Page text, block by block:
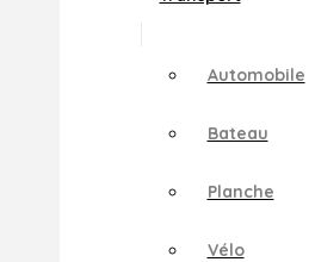
Automobile
Bateau
Planche
Vélo